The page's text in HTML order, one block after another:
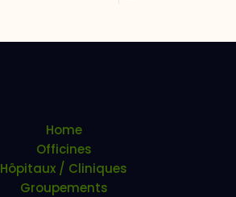
Home
Officines
Hôpitaux / Cliniques
Groupements